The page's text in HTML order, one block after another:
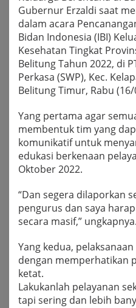
Gubernur Erzaldi saat
dalam acara
Bidan Indonesia (IBI)
Kesehatan Tingkat
Belitung Tahun 2022, di
Perkasa (SWP), Kec.
Belitung Timur, Rabu
Yang pertama agar
membentuk tim yang
komunikatif untuk
edukasi berkenaan
Oktober 2022.
“Dan segera dilaporkan
pengurus dan saya
secara masif,” ungkapnya.
Yang kedua,
dengan memperhatikan
ketat.
Lakukanlah pelayanan
tapi sering dan lebih